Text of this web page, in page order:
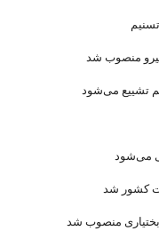
منصوب شد
تشییع می‌شود
می‌شود
کشور شد
منصوب شد